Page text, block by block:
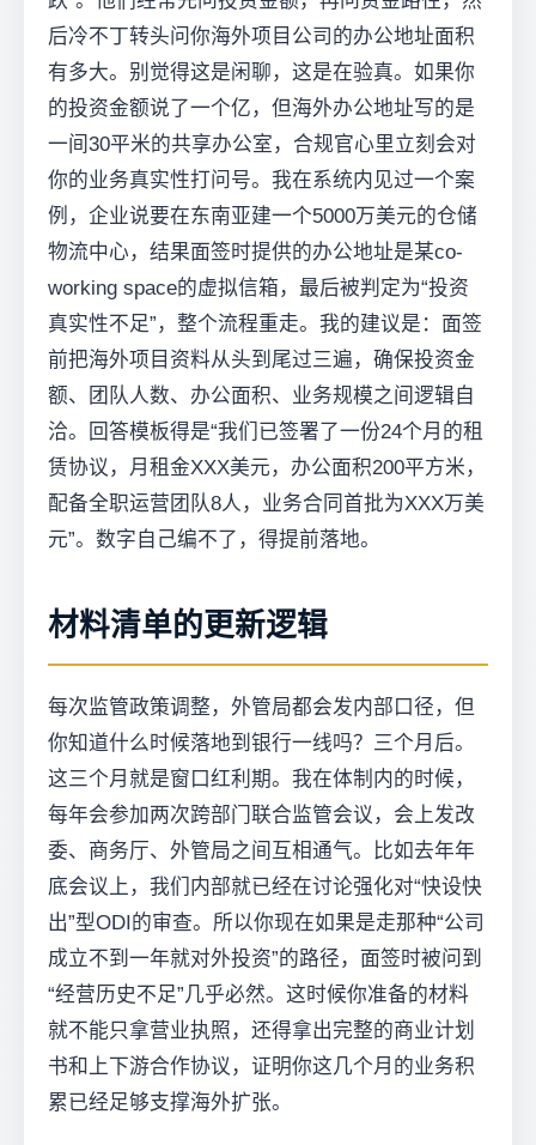
后冷不丁转头问你海外项目公司的办公地址面积
有多大。别觉得这是闲聊，这是在验真。如果你
的投资金额说了一个亿，但海外办公地址写的是
一间30平米的共享办公室，合规官心里立刻会对
你的业务真实性打问号。我在系统内见过一个案
例，企业说要在东南亚建一个5000万美元的仓储
物流中心，结果面签时提供的办公地址是某co-
working space的虚拟信箱，最后被判定为“投资
真实性不足”，整个流程重走。我的建议是：面签
前把海外项目资料从头到尾过三遍，确保投资金
额、团队人数、办公面积、业务规模之间逻辑自
洽。回答模板得是“我们已签署了一份24个月的租
赁协议，月租金XXX美元，办公面积200平方米，
配备全职运营团队8人，业务合同首批为XXX万美
元”。数字自己编不了，得提前落地。
材料清单的更新逻辑
每次监管政策调整，外管局都会发内部口径，但
你知道什么时候落地到银行一线吗？三个月后。
这三个月就是窗口红利期。我在体制内的时候，
每年会参加两次跨部门联合监管会议，会上发改
委、商务厅、外管局之间互相通气。比如去年年
底会议上，我们内部就已经在讨论强化对“快设快
出”型ODI的审查。所以你现在如果是走那种“公司
成立不到一年就对外投资”的路径，面签时被问到
“经营历史不足”几乎必然。这时候你准备的材料
就不能只拿营业执照，还得拿出完整的商业计划
书和上下游合作协议，证明你这几个月的业务积
累已经足够支撑海外扩张。